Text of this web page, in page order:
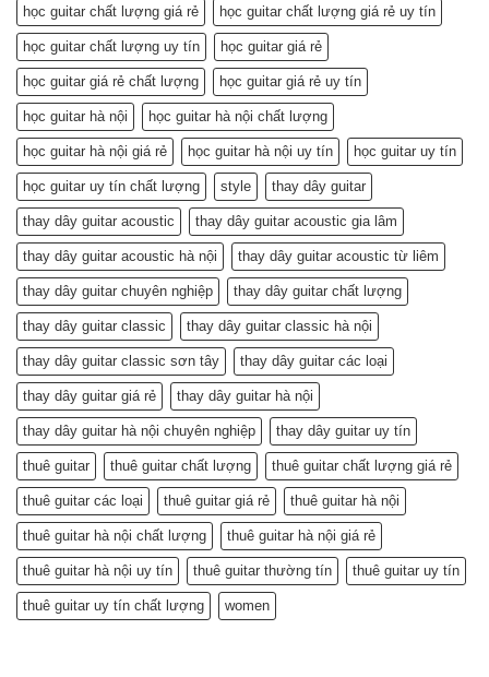
học guitar chất lượng giá rẻ học guitar chất lượng giá rẻ uy tín
học guitar chất lượng uy tín học guitar giá rẻ
học guitar giá rẻ chất lượng học guitar giá rẻ uy tín
học guitar hà nội học guitar hà nội chất lượng
học guitar hà nội giá rẻ học guitar hà nội uy tín học guitar uy tín
học guitar uy tín chất lượng style thay dây guitar
thay dây guitar acoustic thay dây guitar acoustic gia lâm
thay dây guitar acoustic hà nội thay dây guitar acoustic từ liêm
thay dây guitar chuyên nghiệp thay dây guitar chất lượng
thay dây guitar classic thay dây guitar classic hà nội
thay dây guitar classic sơn tây thay dây guitar các loại
thay dây guitar giá rẻ thay dây guitar hà nội
thay dây guitar hà nội chuyên nghiệp thay dây guitar uy tín
thuê guitar thuê guitar chất lượng thuê guitar chất lượng giá rẻ
thuê guitar các loại thuê guitar giá rẻ thuê guitar hà nội
thuê guitar hà nội chất lượng thuê guitar hà nội giá rẻ
thuê guitar hà nội uy tín thuê guitar thường tín thuê guitar uy tín
thuê guitar uy tín chất lượng women